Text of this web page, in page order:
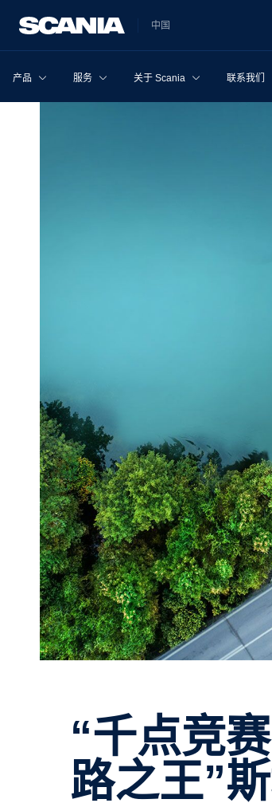
中国
产品 服务 关于 Scania 联系我们
“千点竞赛”概念首次引入中国 “公
路之王”